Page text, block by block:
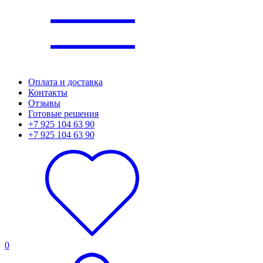
Оплата и доставка
Контакты
Отзывы
Готовые решения
+7 925 104 63 90
+7 925 104 63 90
0